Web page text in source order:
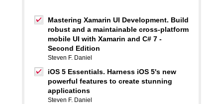
Mastering Xamarin UI Development. Build
robust and a maintainable cross-platform
mobile UI with Xamarin and C# 7 -
Second Edition
Steven F. Daniel
iOS 5 Essentials. Harness iOS 5's new
powerful features to create stunning
applications
Steven F. Daniel